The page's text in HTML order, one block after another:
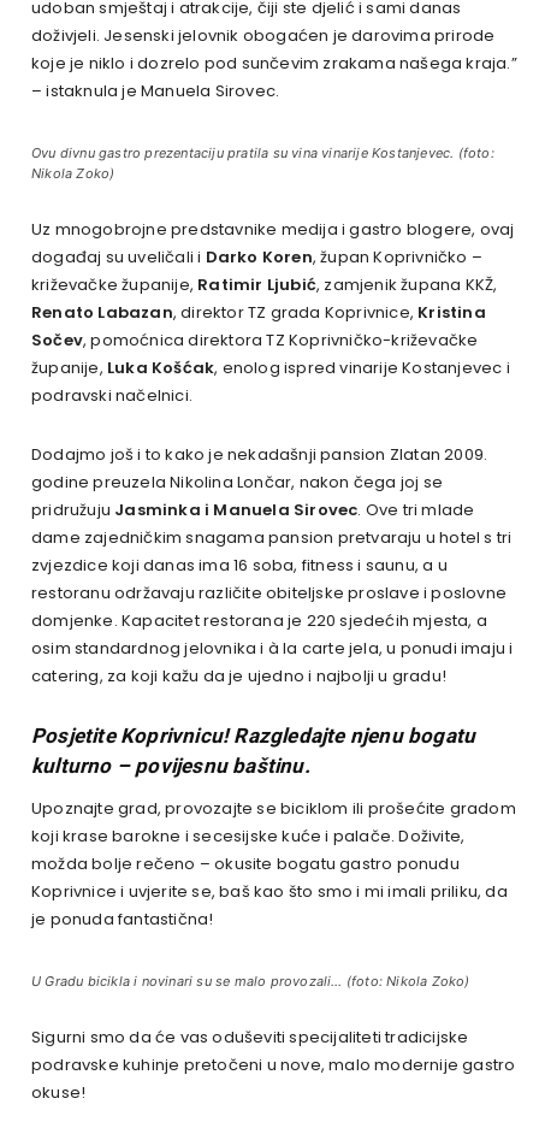
udoban smještaj i atrakcije, čiji ste djelić i sami danas
doživjeli. Jesenski jelovnik obogaćen je darovima prirode
koje je niklo i dozrelo pod sunčevim zrakama našega kraja.”
– istaknula je Manuela Sirovec.
Ovu divnu gastro prezentaciju pratila su vina vinarije Kostanjevec. (foto:
Nikola Zoko)
Uz mnogobrojne predstavnike medija i gastro blogere, ovaj
događaj su uveličali i Darko Koren, župan Koprivničko –
križevačke županije, Ratimir Ljubić, zamjenik župana KKŽ,
Renato Labazan, direktor TZ grada Koprivnice, Kristina
Sočev, pomoćnica direktora TZ Koprivničko-križevačke
županije, Luka Košćak, enolog ispred vinarije Kostanjevec i
podravski načelnici.
Dodajmo još i to kako je nekadašnji pansion Zlatan 2009.
godine preuzela Nikolina Lončar, nakon čega joj se
pridružuju Jasminka i Manuela Sirovec. Ove tri mlade
dame zajedničkim snagama pansion pretvaraju u hotel s tri
zvjezdice koji danas ima 16 soba, fitness i saunu, a u
restoranu održavaju različite obiteljske proslave i poslovne
domjenke. Kapacitet restorana je 220 sjedećih mjesta, a
osim standardnog jelovnika i à la carte jela, u ponudi imaju i
catering, za koji kažu da je ujedno i najbolji u gradu!
Posjetite Koprivnicu! Razgledajte njenu bogatu
kulturno – povijesnu baštinu.
Upoznajte grad, provozajte se biciklom ili prošećite gradom
koji krase barokne i secesijske kuće i palače. Doživite,
možda bolje rečeno – okusite bogatu gastro ponudu
Koprivnice i uvjerite se, baš kao što smo i mi imali priliku, da
je ponuda fantastična!
U Gradu bicikla i novinari su se malo provozali… (foto: Nikola Zoko)
Sigurni smo da će vas oduševiti specijaliteti tradicijske
podravske kuhinje pretočeni u nove, malo modernije gastro
okuse!